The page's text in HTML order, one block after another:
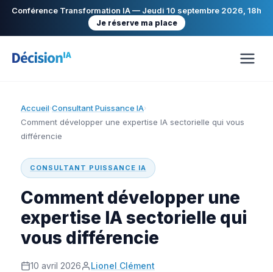
Conférence Transformation IA — Jeudi 10 septembre 2026, 18h
Je réserve ma place
Accueil›Consultant Puissance IA›
Comment développer une expertise IA sectorielle qui vous
différencie
CONSULTANT PUISSANCE IA
Comment développer une
expertise IA sectorielle qui
vous différencie
10 avril 2026 Lionel Clément